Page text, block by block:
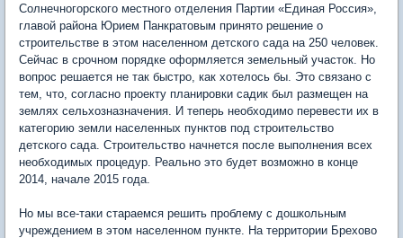
Солнечногорского местного отделения Партии «Единая Россия»,
главой района Юрием Панкратовым принято решение о
строительстве в этом населенном детского сада на 250 человек.
Сейчас в срочном порядке оформляется земельный участок. Но
вопрос решается не так быстро, как хотелось бы. Это связано с
тем, что, согласно проекту планировки садик был размещен на
землях сельхозназначения. И теперь необходимо перевести их в
категорию земли населенных пунктов под строительство
детского сада. Строительство начнется после выполнения всех
необходимых процедур. Реально это будет возможно в конце
2014, начале 2015 года.
Но мы все-таки стараемся решить проблему с дошкольным
учреждением в этом населенном пункте. На территории Брехово